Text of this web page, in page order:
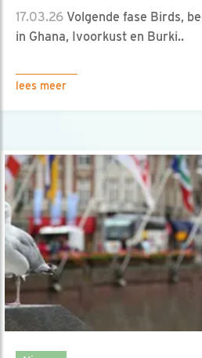
17.03.26 Volgende fase Birds,
in Ghana, Ivoorkust en Burki..
lees meer